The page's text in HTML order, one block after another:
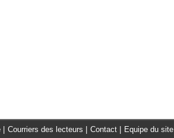
Courriers des lecteurs Contact Equipe du site